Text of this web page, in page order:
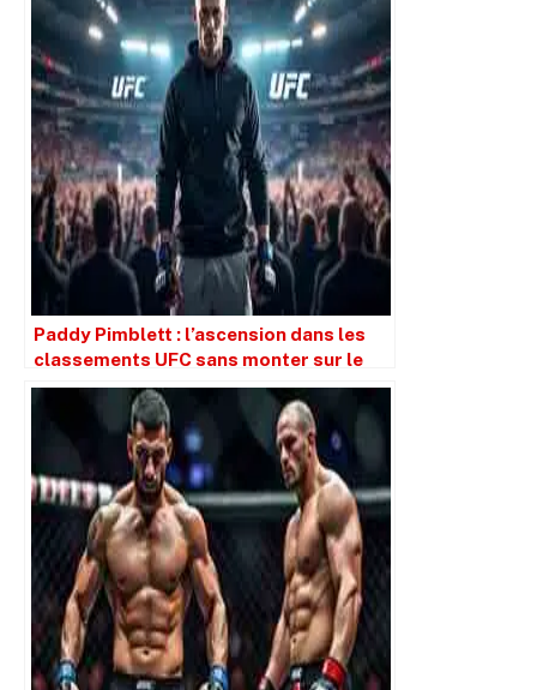
Paddy Pimblett : l’ascension dans les
classements UFC sans monter sur le
ring